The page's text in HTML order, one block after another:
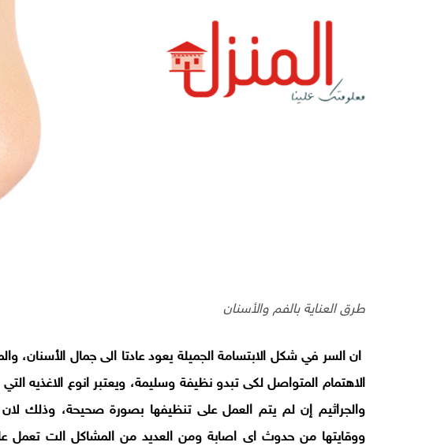
طرق العناية بالفم والأسنان
ان السر في شكل الابتسامة الجميلة يعود عادتا الى جمال الأسنان،
الاهتمام المتواصل لكى تبدو نظيفة وسليمة، ويعتبر انوع الاغذيه
والجراثيم إن لم يتم العمل على تنظيفها بصورة صحيحة، وذلك لان
ووقايتها من حدوث اى اصابة ومن العديد من المشاكل الت تعمل